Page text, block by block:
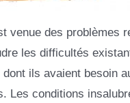
venue des
les difficultés
ils avaient besoin
conditions